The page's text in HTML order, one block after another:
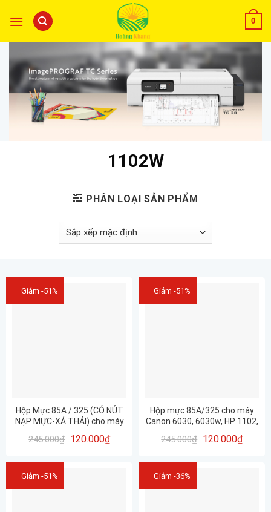
0
1102W
PHÂN LOẠI SẢN PHẨM
Giảm -51%
Hộp Mực 85A / 325 (CÓ NÚT
NẠP MỰC-XẢ THẢI) cho máy
– HP P1102, 1102w, M1212NF,
245.000₫ 120.000₫
Giảm -51%
Hộp mực 85A/325 cho máy
Canon 6030, 6030w, HP 1102,
245.000₫ 120.000₫
Giảm -51% Giảm -36%